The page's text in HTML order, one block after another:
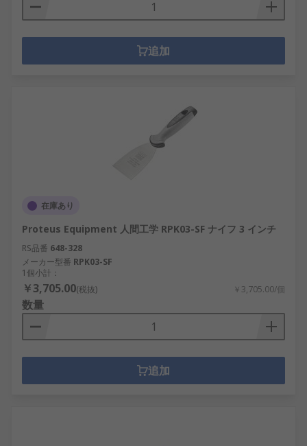
追加
在庫あり
Proteus Equipment 人間工学 RPK03-SF ナイフ 3 インチ
RS品番 648-328
メーカー型番 RPK03-SF
1個小計：
￥3,705.00(税抜) ￥3,705.00/個
数量
追加